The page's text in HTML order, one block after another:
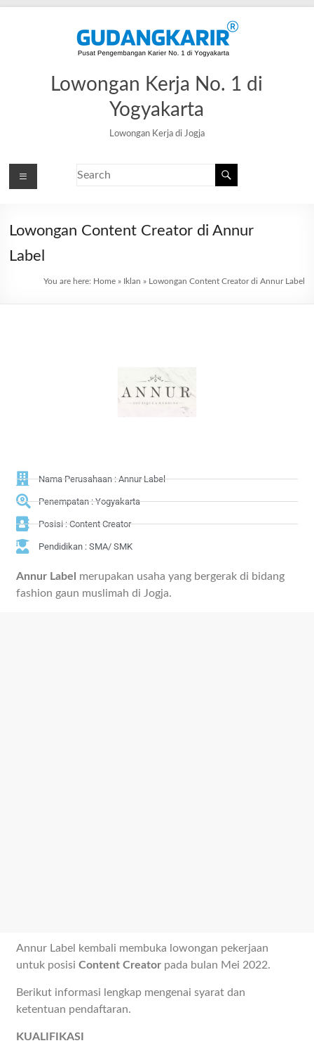
Lowongan Kerja No. 1 di
Yogyakarta
Lowongan Kerja di Jogja
Lowongan Content Creator di Annur
Label
You are here: Home» Iklan » Lowongan Content Creator di Annur Label
Nama Perusahaan : Annur Label
Penempatan : Yogyakarta
Posisi : Content Creator
Pendidikan : SMA/ SMK
Annur Label
merupakan usaha yang bergerak di bidang
fashion gaun muslimah di Jogja.
Annur Label kembali membuka lowongan pekerjaan
untuk posisiContent Creator pada bulan Mei 2022.
Berikut informasi lengkap mengenai syarat dan
ketentuan pendaftaran.
KUALIFIKASI